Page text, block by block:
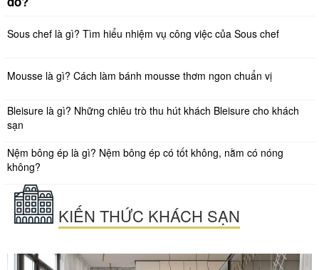
Sous chef là gì? Tìm hiểu nhiệm vụ công việc của Sous chef
Mousse là gì? Cách làm bánh mousse thơm ngon chuẩn vị
Bleisure là gì? Những chiêu trò thu hút khách Bleisure cho khách
sạn
Nệm bông ép là gì? Nệm bông ép có tốt không, nằm có nóng
không?
KIẾN THỨC KHÁCH SẠN